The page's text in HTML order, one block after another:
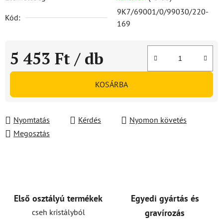
Kód:
9K7/69001/0/99030/220-
169
5 453 Ft / db
Egységár:
KOSÁRBA
Nyomtatás Kérdés
Nyomon követés
Megosztás
Első osztályú termékek
cseh kristályból
Egyedi gyártás és
gravírozás